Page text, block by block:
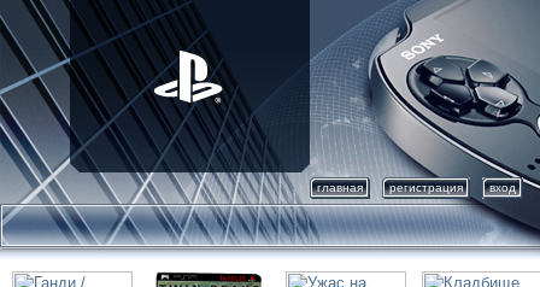
главная регистрация вход